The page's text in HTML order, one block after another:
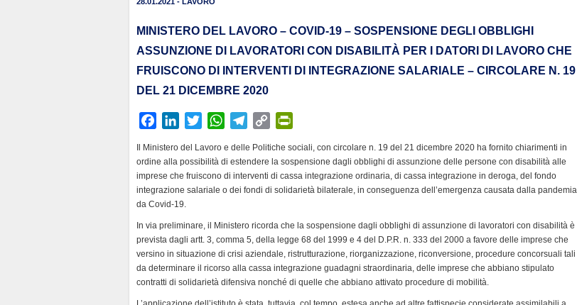
MINISTERO DEL LAVORO – COVID-19 – SOSPENSIONE DEGLI OBBLIGHI
ASSUNZIONE DI LAVORATORI CON DISABILITÀ PER I DATORI DI LAVORO CHE
FRUISCONO DI INTERVENTI DI INTEGRAZIONE SALARIALE – CIRCOLARE N. 19
DEL 21 DICEMBRE 2020
c
e
b
o
o
k
n
k
e
d
I
n
i
t
t
r
W
a
t
s
p
p
l
e
g
a
m
C
p
y
L
n
k
i
n
t
r
i
e
n
Il Ministero del Lavoro e delle Politiche sociali, con circolare n. 19 del 21 dicembre 2020 ha fornito chiarimenti in
ordine alla possibilità di estendere la sospensione dagli obblighi di assunzione delle persone con disabilità alle
imprese che fruiscono di interventi di cassa integrazione ordinaria, di cassa integrazione in deroga, del fondo
integrazione salariale o dei fondi di solidarietà bilaterale, in conseguenza dell’emergenza causata dalla pandemia
da Covid-19.
In via preliminare, il Ministero ricorda che la sospensione dagli obblighi di assunzione di lavoratori con disabilità è
prevista dagli artt. 3, comma 5, della legge 68 del 1999 e 4 del D.P.R. n. 333 del 2000 a favore delle imprese che
versino in situazione di crisi aziendale, ristrutturazione, riorganizzazione, riconversione, procedure concorsuali tali
da determinare il ricorso alla cassa integrazione guadagni straordinaria, delle imprese che abbiano stipulato
contratti di solidarietà difensiva nonché di quelle che abbiano attivato procedure di mobilità.